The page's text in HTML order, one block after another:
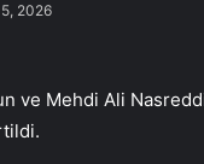
2026
ve Mehdi Ali